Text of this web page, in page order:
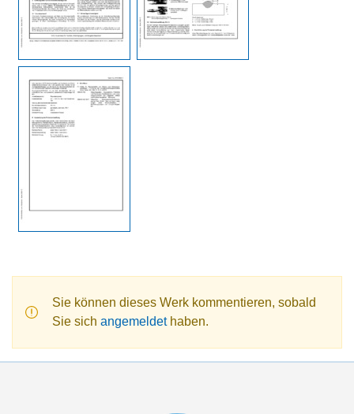
Sie können dieses Werk kommentieren, sobald
Sie sich angemeldethaben.